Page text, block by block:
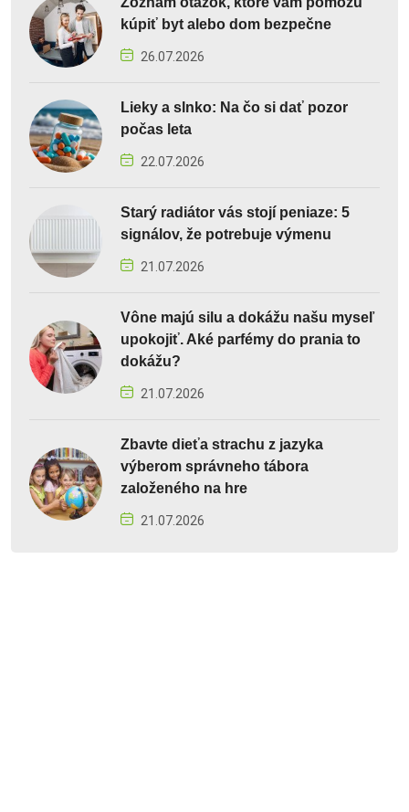
kúpiť byt alebo dom bezpečne
26.07.2026
Lieky a slnko: Na čo si dať pozor
počas leta
22.07.2026
Starý radiátor vás stojí peniaze: 5
signálov, že potrebuje výmenu
21.07.2026
Vône majú silu a dokážu našu myseľ
upokojiť. Aké parfémy do prania to
dokážu?
21.07.2026
Zbavte dieťa strachu z jazyka
výberom správneho tábora
založeného na hre
21.07.2026